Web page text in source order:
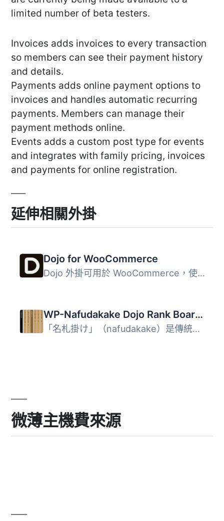
limited number of beta testers.
Invoices adds invoices to every transaction
so members can see their payment history
and details.
Payments adds online payment options to
invoices and handles automatic recurring
payments. Members can manage their
payment methods online.
Events adds a custom post type for events
and integrates with family pricing, invoices
and payments for online registration.
延伸相關外掛
Dojo for WooCommerce
Dojo 外掛可用於 WooCommerce，使您能夠透過 Dojo 付款。 此...
WP-Nafudakake Dojo Rank Board Generator
「名札掛け」（nafudakake）是傳統的日本等級板，用於展示武...
微薄主機費來源